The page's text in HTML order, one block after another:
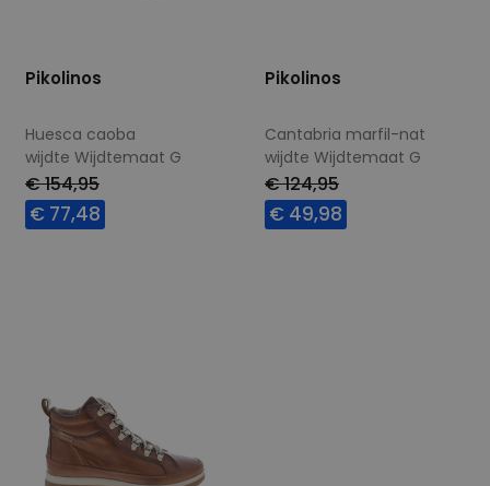
Pikolinos
Huesca caoba
wijdte Wijdtemaat G
€ 154,95
€ 77,48
Pikolinos
Cantabria marfil-nat
wijdte Wijdtemaat G
€ 124,95
€ 49,98